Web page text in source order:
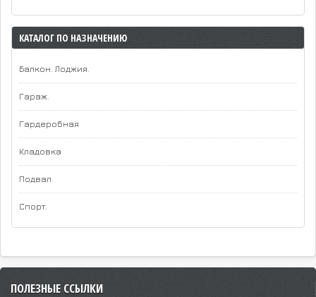
КАТАЛОГ ПО НАЗНАЧЕНИЮ
Балкон. Лоджия.
Гараж.
Гардеробная
Кладовка
Подвал.
Спорт.
ПОЛЕЗНЫЕ ССЫЛКИ